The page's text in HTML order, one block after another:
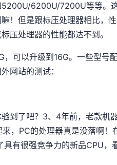
6200U/7200U等等。
！但是跟标压处理器相比，
压处理器的性能都达不到。
，可以升级到16G。一些型号
网站的测试：
到了吧？3、4年前，老款机
，PC的处理器真是没落啊
有很强竞争力的新品CPU，